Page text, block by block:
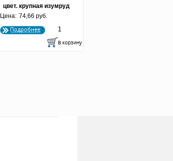
цвет. крупная изумруд
(фр. 10-15 мм)
Цена: 74,66 руб.
Подробнее